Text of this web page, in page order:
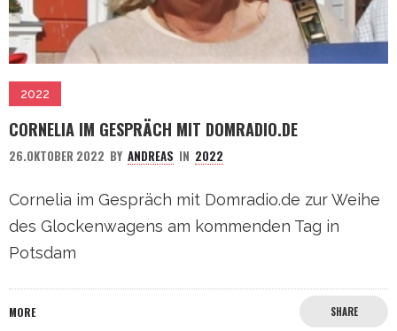
2022
CORNELIA IM GESPRÄCH MIT DOMRADIO.DE
26.OKTOBER 2022 BY ANDREAS IN 2022
Cornelia im Gespräch mit Domradio.de zur Weihe
des Glockenwagens am kommenden Tag in
Potsdam
MORE SHARE